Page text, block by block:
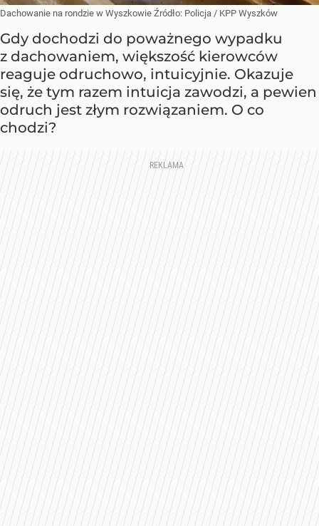
Dachowanie na rondzie w Wyszkowie Źródło: Policja / KPP Wyszków
Gdy dochodzi do poważnego wypadku
z dachowaniem, większość kierowców
reaguje odruchowo, intuicyjnie. Okazuje
się, że tym razem intuicja zawodzi, a pewien
odruch jest złym rozwiązaniem. O co
chodzi?